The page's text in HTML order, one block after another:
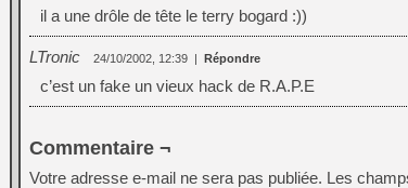
il a une drôle de tête le terry bogard :))
LTronic 24/10/2002, 12:39 | Répondre
c’est un fake un vieux hack de R.A.P.E
Commentaire ¬
Votre adresse e-mail ne sera pas publiée. Les